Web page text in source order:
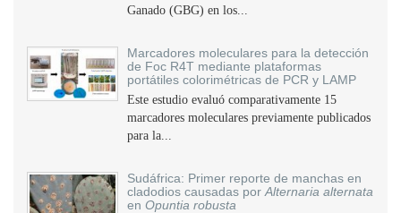
Ganado (GBG) en los...
Marcadores moleculares para la detección
de Foc R4T mediante plataformas
portátiles colorimétricas de PCR y LAMP
Este estudio evaluó comparativamente 15
marcadores moleculares previamente publicados
para la...
Sudáfrica: Primer reporte de manchas en
cladodios causadas por Alternaria alternata
en Opuntia robusta